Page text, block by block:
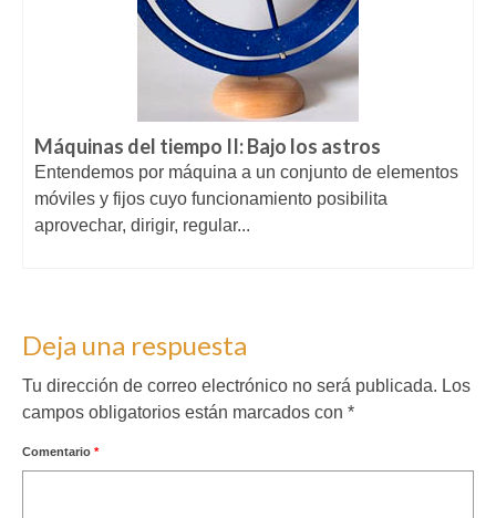
Máquinas del tiempo II: Bajo los astros
Entendemos por máquina a un conjunto de elementos
móviles y fijos cuyo funcionamiento posibilita
aprovechar, dirigir, regular...
Deja una respuesta
Tu dirección de correo electrónico no será publicada. Los
campos obligatorios están marcados con *
Comentario *